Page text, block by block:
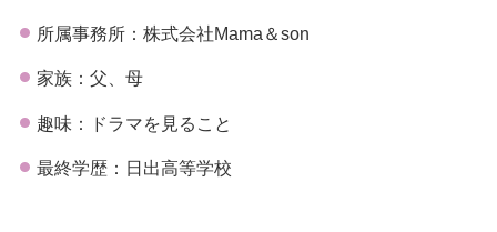
所属事務所：株式会社Mama＆son
家族：父、母
趣味：ドラマを見ること
最終学歴：日出高等学校